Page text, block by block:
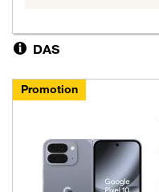
DAS
Promotion